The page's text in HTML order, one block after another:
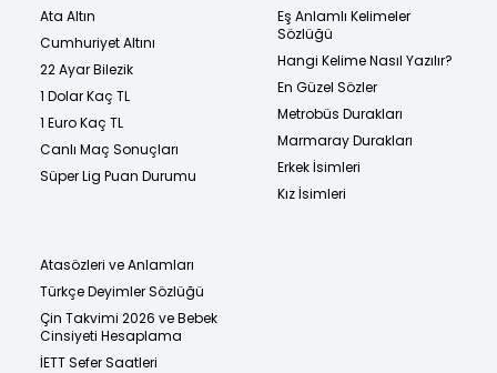
Ata Altın
Cumhuriyet Altını
22 Ayar Bilezik
1 Dolar Kaç TL
1 Euro Kaç TL
Canlı Maç Sonuçları
Süper Lig Puan Durumu
Eş Anlamlı Kelimeler
Sözlüğü
Hangi Kelime Nasıl Yazılır?
En Güzel Sözler
Metrobüs Durakları
Marmaray Durakları
Erkek İsimleri
Kız İsimleri
Atasözleri ve Anlamları
Türkçe Deyimler Sözlüğü
Çin Takvimi 2026 ve Bebek
Cinsiyeti Hesaplama
İETT Sefer Saatleri